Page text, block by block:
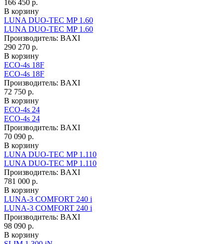
166 450 р.
В корзину
LUNA DUO-TEC MP 1.60
LUNA DUO-TEC MP 1.60
Производитель: BAXI
290 270 р.
В корзину
ECO-4s 18F
ECO-4s 18F
Производитель: BAXI
72 750 р.
В корзину
ECO-4s 24
ECO-4s 24
Производитель: BAXI
70 090 р.
В корзину
LUNA DUO-TEC MP 1.110
LUNA DUO-TEC MP 1.110
Производитель: BAXI
781 000 р.
В корзину
LUNA-3 COMFORT 240 i
LUNA-3 COMFORT 240 i
Производитель: BAXI
98 090 р.
В корзину